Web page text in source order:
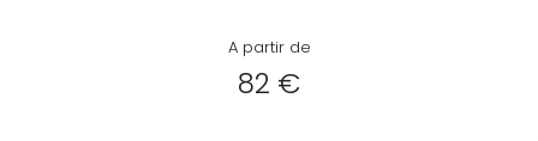
A partir de
82 €